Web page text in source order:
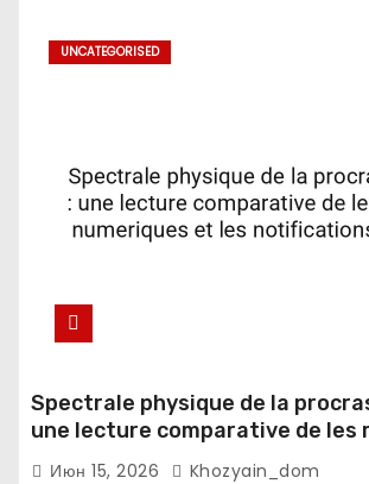
UNCATEGORISED
Spectrale physique de la
une lecture comparative de les
numeriques et les notifications
Июн 15, 2026 Khozyain_dom